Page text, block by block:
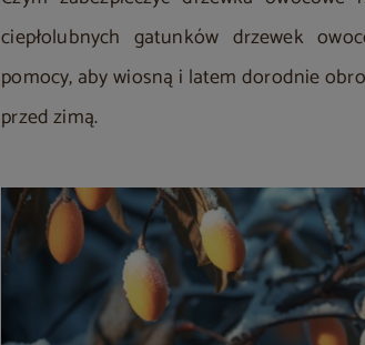
ciepłolubnych gatunków drzewek
pomocy, aby wiosną i latem dorodnie
przed zimą.